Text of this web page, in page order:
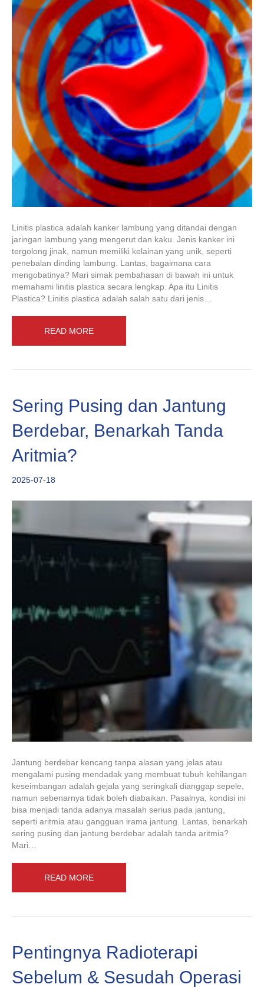
Linitis plastica adalah kanker lambung yang ditandai dengan
jaringan lambung yang mengerut dan kaku. Jenis kanker ini
tergolong jinak, namun memiliki kelainan yang unik, seperti
penebalan dinding lambung. Lantas, bagaimana cara
mengobatinya? Mari simak pembahasan di bawah ini untuk
memahami linitis plastica secara lengkap. Apa itu Linitis
Plastica? Linitis plastica adalah salah satu dari jenis…
READ MORE
Sering Pusing dan Jantung
Berdebar, Benarkah Tanda
Aritmia?
2025-07-18
Jantung berdebar kencang tanpa alasan yang jelas atau
mengalami pusing mendadak yang membuat tubuh kehilangan
keseimbangan adalah gejala yang seringkali dianggap sepele,
namun sebenarnya tidak boleh diabaikan. Pasalnya, kondisi ini
bisa menjadi tanda adanya masalah serius pada jantung,
seperti aritmia atau gangguan irama jantung. Lantas, benarkah
sering pusing dan jantung berdebar adalah tanda aritmia?
Mari…
READ MORE
Pentingnya Radioterapi
Sebelum & Sesudah Operasi